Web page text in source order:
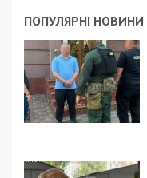
ПОПУЛЯРНІ НОВИНИ